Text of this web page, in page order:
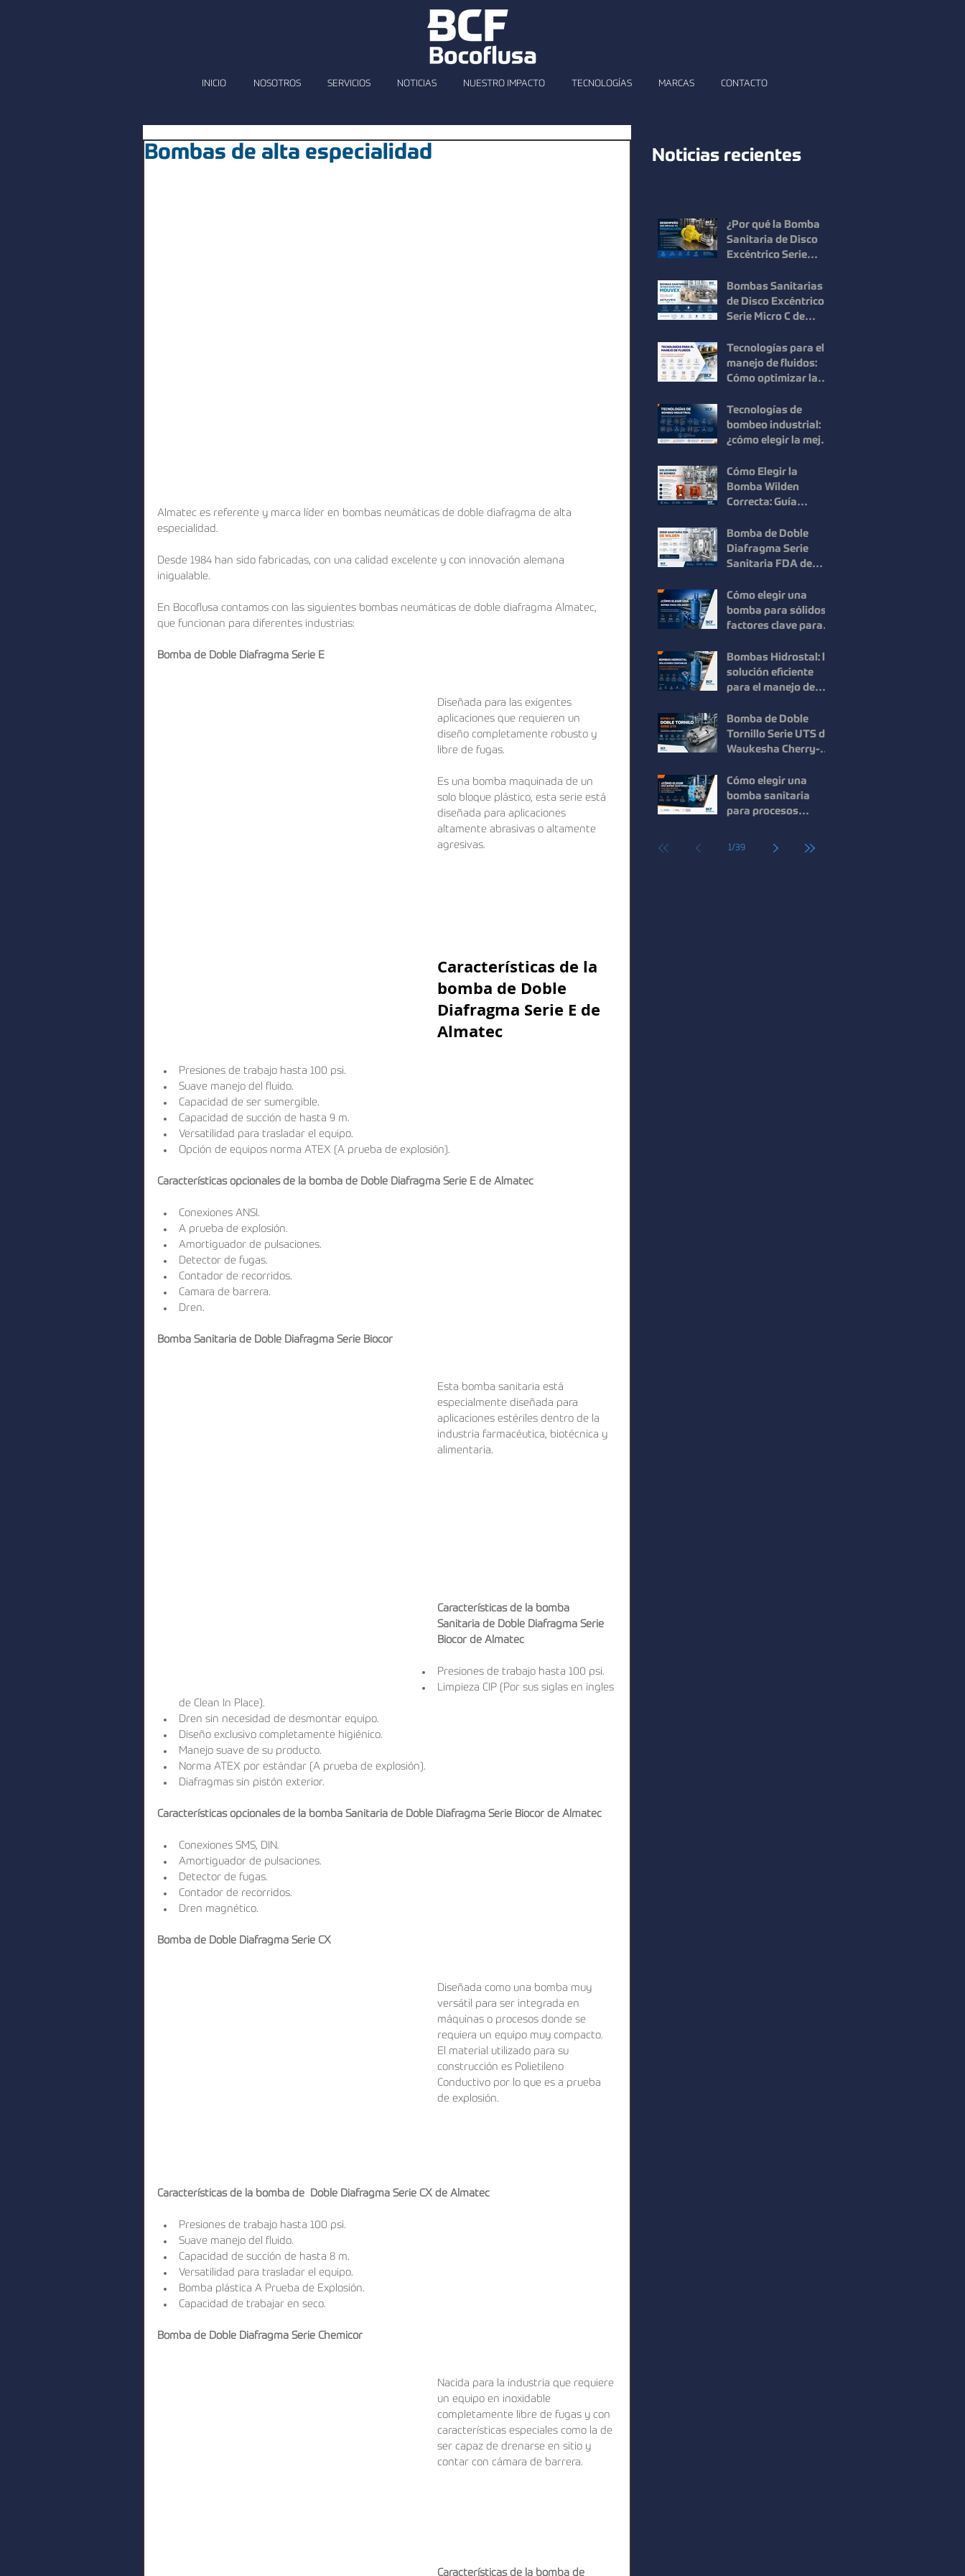
INICIO NOSOTROS SERVICIOS NOTICIAS NUESTRO IMPACTO TECNOLOGÍAS MARCAS CONTACTO
Bombas de alta especialidad
Almatec es referente y marca líder en bombas neumáticas de doble diafragma de alta
especialidad.
Desde 1984 han sido fabricadas, con una calidad excelente y con innovación alemana
inigualable.
En Bocoflusa contamos con las siguientes bombas neumáticas de doble diafragma Almatec,
que funcionan para diferentes industrias:
Bomba de Doble Diafragma Serie E
Diseñada para las exigentes
aplicaciones que requieren un
diseño completamente robusto y
libre de fugas.
Es una bomba maquinada de un
solo bloque plástico, esta serie está
diseñada para aplicaciones
altamente abrasivas o altamente
agresivas.
Características de la
bomba de Doble
Diafragma Serie E de
Almatec
Presiones de trabajo hasta 100 psi.
Suave manejo del ﬂuido.
Capacidad de ser sumergible.
Capacidad de succión de hasta 9 m.
Versatilidad para trasladar el equipo.
Opción de equipos norma ATEX (A prueba de explosión).
Características opcionales de la bomba de Doble Diafragma Serie E de Almatec
Conexiones ANSI.
A prueba de explosión.
Amortiguador de pulsaciones.
Detector de fugas.
Contador de recorridos.
Camara de barrera.
Dren.
Bomba Sanitaria de Doble Diafragma Serie Biocor
Esta bomba sanitaria está
especialmente diseñada para
aplicaciones estériles dentro de la
industria farmacéutica, biotécnica y
alimentaria.
Características de la bomba
Sanitaria de Doble Diafragma Serie
Biocor de Almatec
Presiones de trabajo hasta 100 psi.
Limpieza CIP (Por sus siglas en ingles
de Clean In Place).
Dren sin necesidad de desmontar equipo.
Diseño exclusivo completamente higiénico.
Manejo suave de su producto.
Norma ATEX por estándar (A prueba de explosión).
Diafragmas sin pistón exterior.
Características opcionales de la bomba Sanitaria de Doble Diafragma Serie Biocor de Almatec
Conexiones SMS, DIN.
Amortiguador de pulsaciones.
Detector de fugas.
Contador de recorridos.
Dren magnético.
Bomba de Doble Diafragma Serie CX
Diseñada como una bomba muy
versátil para ser integrada en
máquinas o procesos donde se
requiera un equipo muy compacto.
El material utilizado para su
construcción es Polietileno
Conductivo por lo que es a prueba
de explosión.
Características de la bomba de  Doble Diafragma Serie CX de Almatec
Presiones de trabajo hasta 100 psi.
Suave manejo del ﬂuido.
Capacidad de succión de hasta 8 m.
Versatilidad para trasladar el equipo.
Bomba plástica A Prueba de Explosión.
Capacidad de trabajar en seco.
Bomba de Doble Diafragma Serie Chemicor
Nacida para la industria que requiere
un equipo en inoxidable
completamente libre de fugas y con
características especiales como la de
ser capaz de drenarse en sitio y
contar con cámara de barrera.
Características de la bomba de
Noticias recientes
¿Por qué la Bomba
Sanitaria de Disco
Excéntrico Serie
ofrece un desempeño
superior?
Bombas Sanitarias
de Disco Excéntrico
Serie Micro C de
Higiene y Máxima
Recuperación del
Producto
Tecnologías para el
manejo de fluidos:
Cómo optimizar la
procesos
industriales
Tecnologías de
bombeo industrial:
¿cómo elegir la mejor
proceso?
Cómo Elegir la
Bomba Wilden
Correcta: Guía
Selección Inteligente
Bomba de Doble
Diafragma Serie
Sanitaria FDA de
Higiene y
Confiabilidad para
Procesos
Cómo elegir una
bomba para sólidos:
factores clave para
en procesos
industriales
Bombas Hidrostal: la
solución eficiente
para el manejo de
residuales
Bomba de Doble
Tornillo Serie UTS de
Waukesha Cherry-
Eficiencia para el
Manejo de Fluidos de
Alta Viscosidad
Cómo elegir una
bomba sanitaria
para procesos
para mejorar la
1/39